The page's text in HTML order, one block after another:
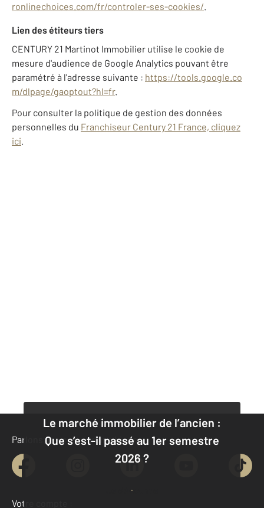
ronlinechoices.com/fr/controler-ses-cookies/.
Lien des étiteurs tiers
CENTURY 21 Martinot Immobilier utilise le cookie de
mesure d'audience de Google Analytics pouvant être
paramétré à l'adresse suivante : https://tools.google.co
m/dlpage/gaoptout?hl=fr.
Pour consulter la politique de gestion des données
personnelles du Franchiseur Century 21 France, cliquez
ici.
Le marché immobilier de l’ancien :
Que s’est-il passé au 1er semestre
2026 ?
Je découvre
Parlons de vous, parlons biens
Votre compte :